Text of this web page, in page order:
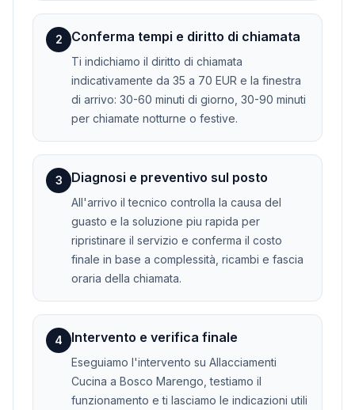
2 Conferma tempi e diritto di chiamata
Ti indichiamo il diritto di chiamata
indicativamente da 35 a 70 EUR e la finestra
di arrivo: 30-60 minuti di giorno, 30-90 minuti
per chiamate notturne o festive.
3 Diagnosi e preventivo sul posto
All'arrivo il tecnico controlla la causa del
guasto e la soluzione piu rapida per
ripristinare il servizio e conferma il costo
finale in base a complessità, ricambi e fascia
oraria della chiamata.
4 Intervento e verifica finale
Eseguiamo l'intervento su Allacciamenti
Cucina a Bosco Marengo, testiamo il
funzionamento e ti lasciamo le indicazioni utili